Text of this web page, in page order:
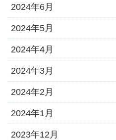
2024年6月
2024年5月
2024年4月
2024年3月
2024年2月
2024年1月
2023年12月